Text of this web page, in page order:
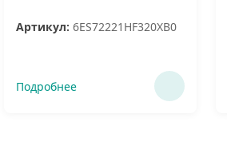
Артикул: 6ES72221HF320XB0
Подробнее